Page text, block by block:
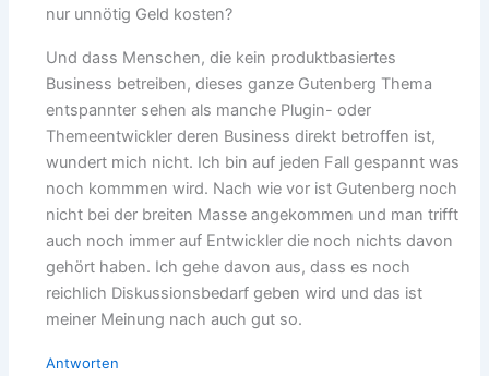
nur unnötig Geld kosten?
Und dass Menschen, die kein produktbasiertes
Business betreiben, dieses ganze Gutenberg Thema
entspannter sehen als manche Plugin- oder
Themeentwickler deren Business direkt betroffen ist,
wundert mich nicht. Ich bin auf jeden Fall gespannt was
noch kommmen wird. Nach wie vor ist Gutenberg noch
nicht bei der breiten Masse angekommen und man trifft
auch noch immer auf Entwickler die noch nichts davon
gehört haben. Ich gehe davon aus, dass es noch
reichlich Diskussionsbedarf geben wird und das ist
meiner Meinung nach auch gut so.
Antworten